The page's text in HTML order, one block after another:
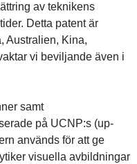
av teknikens
Detta patent är
Australien, Kina,
vi beviljande även i
samt
på UCNP:s (up-
används för att ge
visuella avbildningar